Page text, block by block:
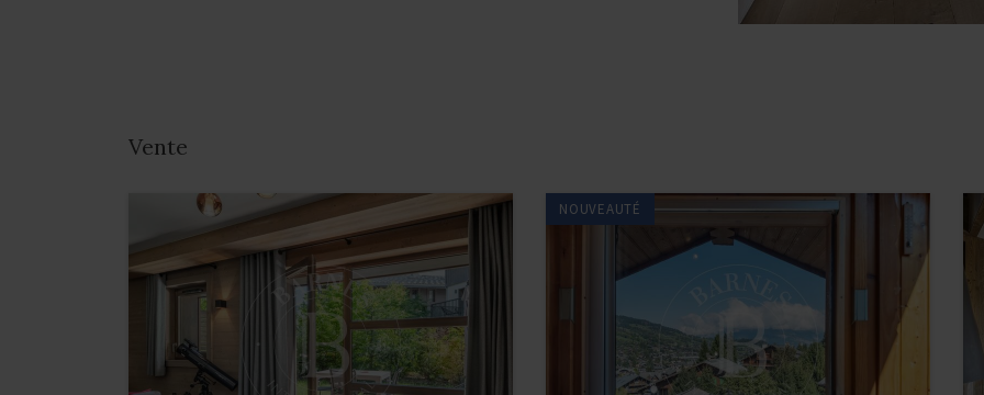
Vente
NOUVEAUTÉ